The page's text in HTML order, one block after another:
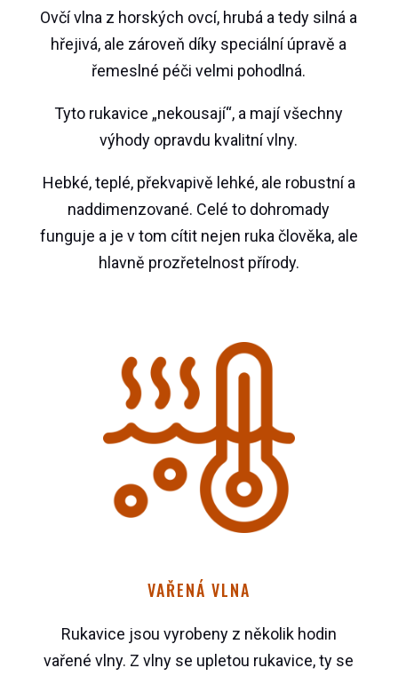
Ovčí vlna z horských ovcí, hrubá a tedy silná a
hřejivá, ale zároveň díky speciální úpravě a
řemeslné péči velmi pohodlná.
Tyto rukavice „nekousají“, a mají všechny
výhody opravdu kvalitní vlny.
Hebké, teplé, překvapivě lehké, ale robustní a
naddimenzované. Celé to dohromady
funguje a je v tom cítit nejen ruka člověka, ale
hlavně prozřetelnost přírody.
VAŘENÁ VLNA
Rukavice jsou vyrobeny z několik hodin
vařené vlny. Z vlny se upletou rukavice, ty se